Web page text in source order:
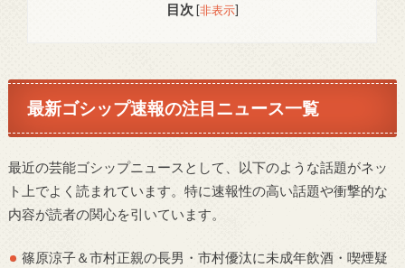
目次 [非表示]
最新ゴシップ速報の注目ニュース一覧
最近の芸能ゴシップニュースとして、以下のような話題がネッ
ト上でよく読まれています。特に速報性の高い話題や衝撃的な
内容が読者の関心を引いています。
篠原涼子＆市村正親の長男・市村優汰に未成年飲酒・喫煙疑